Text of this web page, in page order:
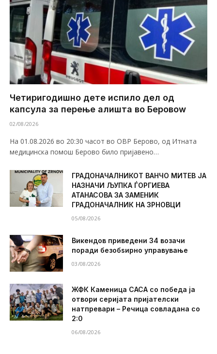
Четиригодишно дете испило дел од
капсула за перење алишта во Беровоw
02/08/2026
На 01.08.2026 во 20:30 часот во ОВР Берово, од Итната
медицинска помош Берово било пријавено…
ГРАДОНАЧАЛНИКОТ ВАНЧО МИТЕВ ЈА
НАЗНАЧИ ЉУПКА ЃОРГИЕВА
АТАНАСОВА ЗА ЗАМЕНИК
ГРАДОНАЧАЛНИК НА ЗРНОВЦИ
05/08/2026
Викендов приведени 34 возачи
поради безобѕирно управување
03/08/2026
ЖФК Каменица САСА со победа ја
отвори серијата пријателски
натпревари – Речица совладана со
2:0
06/08/2026